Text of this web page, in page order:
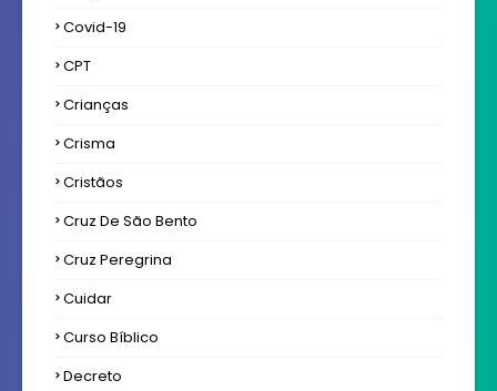
Covid-19
CPT
Crianças
Crisma
Cristãos
Cruz De São Bento
Cruz Peregrina
Cuidar
Curso Bíblico
Decreto